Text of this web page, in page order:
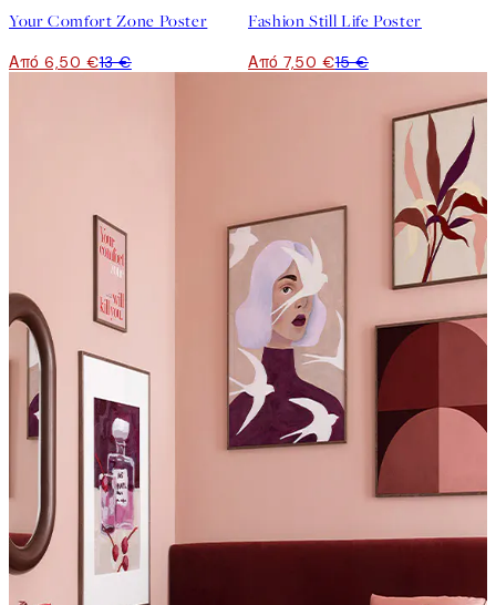
Your Comfort Zone Poster
Από 6,50 €13 €
Fashion Still Life Poster
Από 7,50 €15 €